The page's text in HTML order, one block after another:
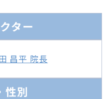
ター
昌平 院長
性別